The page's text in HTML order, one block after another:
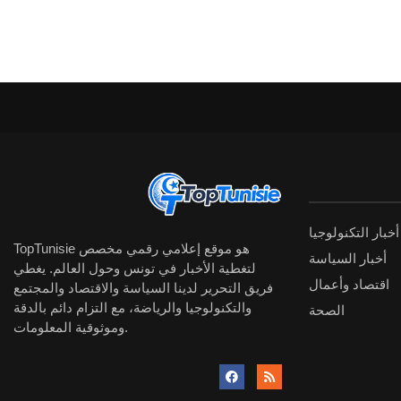
TopTunisie هو موقع إعلامي رقمي مخصص
لتغطية الأخبار في تونس وحول العالم. يغطي
فريق التحرير لدينا السياسة والاقتصاد والمجتمع
والتكنولوجيا والرياضة، مع التزام دائم بالدقة
وموثوقية المعلومات.
أخبار التكنولوجيا
أخبار السياسة
اقتصاد وأعمال
الصحة